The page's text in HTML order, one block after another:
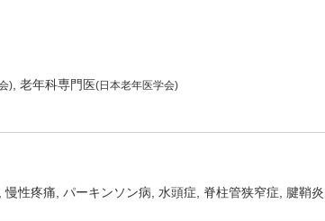
) 老年科専門医(日本老年医学会)
慢性疼痛 パーキンソン病 水頭症 脊柱管狭窄症 腱鞘炎